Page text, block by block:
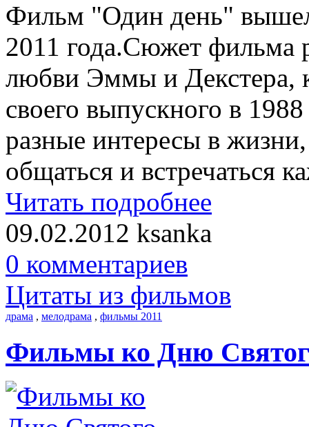
Фильм "Один день"
2011 года.Сюжет фильма
любви Эммы и Декстера,
своего выпускного в
разные интересы в
общаться и встречаться
Читать подробнее
09.02.2012 ksanka
0 комментариев
Цитаты из фильмов
драма , мелодрама , фильмы 2011
Фильмы ко Дню